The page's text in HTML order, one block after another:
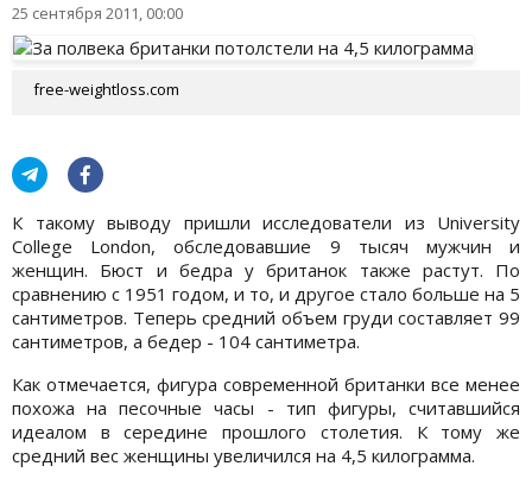
25 сентября 2011, 00:00
free-weightloss.com
К такому выводу пришли исследователи из University
College London, обследовавшие 9 тысяч мужчин и
женщин. Бюст и бедра у британок также растут. По
сравнению с 1951 годом, и то, и другое стало больше на 5
сантиметров. Теперь средний объем груди составляет 99
сантиметров, а бедер - 104 сантиметра.
Как отмечается, фигура современной британки все менее
похожа на песочные часы - тип фигуры, считавшийся
идеалом в середине прошлого столетия. К тому же
средний вес женщины увеличился на 4,5 килограмма.